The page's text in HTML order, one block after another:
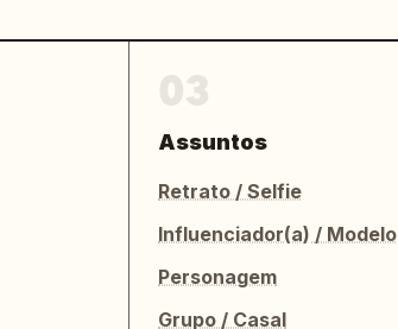
Assuntos
Retrato / Selfie
Influenciador(a) / Modelo
Personagem
Grupo / Casal